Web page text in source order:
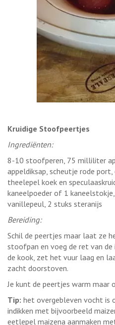
Kruidige Stoofpeertjes
Ingrediënten:
8-10 stoofperen, 75 milliliter
appeldiksap, scheutje rode
theelepel koek en
kaneelpoeder of 1
vanillepeul, 2 stuks steranijs
Bereiding:
Schil de peertjes maar laat ze
stoofpan en voeg de ret van de
de kook, zet het vuur laag en
zacht doorstoven.
Je kunt de peertjes warm maar
Tip: het overgebleven vocht is
indikken met bijvoorbeeld
eetlepel maizena aanmaken